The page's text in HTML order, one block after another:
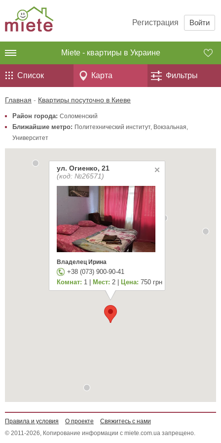
Регистрация Войти
Miete - квартиры в Украине
Список Карта Фильтры
Главная - Квартиры посуточно в Киеве
Район города: Соломенский
Ближайшие метро: Политехнический институт, Вокзальная,
Университет
ул. Огиенко, 21
(код: №26571)
Владелец Ирина
+38 (073) 900-90-41
Комнат: 1 | Мест: 2 | Цена: 750 грн
Правила и условия О проекте
Свяжитесь с нами
© 2011-2026, Копирование информации с miete.com.ua запрещено.